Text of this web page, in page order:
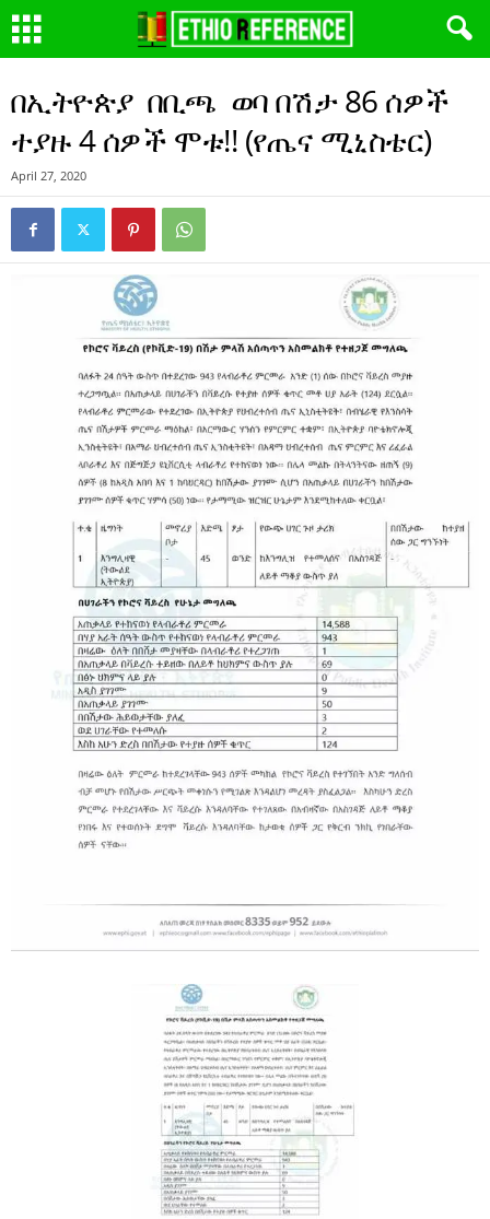
በኢትዮጵያ በቢጫ ወባ በሽታ 86 ሰዎች
ተያዙ 4 ሰዎች ሞቱ!! (የጤና ሚኒስቴር)
April 27, 2020